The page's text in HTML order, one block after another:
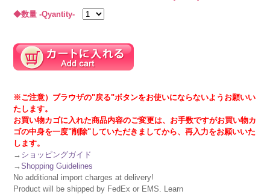
◆数量 -Qyantity-
※ご注意）ブラウザの"戻る"ボタンをお使いにならないようお願いい
たします。
お買い物カゴに入れた商品内容のご変更は、お手数ですがお買い物カ
ゴの中身を一度"削除"していただきましてから、再入力をお願いいた
します。
→ ショッピングガイド
→Shopping Guidelines
No additional import charges at delivery!
Product will be shipped by FedEx or EMS. Learn